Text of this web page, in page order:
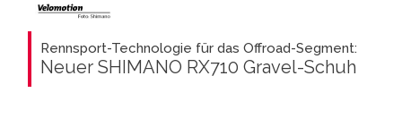
Rennsport-Technologie für das Offroad-Segment:
Neuer SHIMANO RX710 Gravel-Schuh